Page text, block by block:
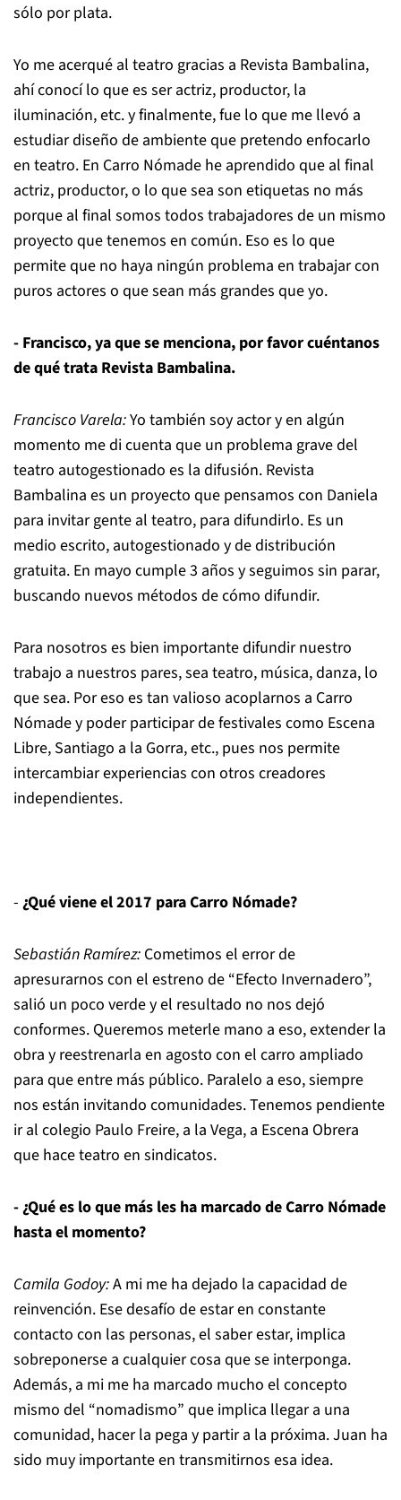
sólo por plata.
Yo me acerqué al teatro gracias a Revista Bambalina,
ahí conocí lo que es ser actriz, productor, la
iluminación, etc. y finalmente, fue lo que me llevó a
estudiar diseño de ambiente que pretendo enfocarlo
en teatro. En Carro Nómade he aprendido que al final
actriz, productor, o lo que sea son etiquetas no más
porque al final somos todos trabajadores de un mismo
proyecto que tenemos en común. Eso es lo que
permite que no haya ningún problema en trabajar con
puros actores o que sean más grandes que yo.
- Francisco, ya que se menciona, por favor cuéntanos
de qué trata Revista Bambalina.
Francisco Varela:Yo también soy actor y en algún
momento me di cuenta que un problema grave del
teatro autogestionado es la difusión. Revista
Bambalina es un proyecto que pensamos con Daniela
para invitar gente al teatro, para difundirlo. Es un
medio escrito, autogestionado y de distribución
gratuita. En mayo cumple 3 años y seguimos sin parar,
buscando nuevos métodos de cómo difundir.
Para nosotros es bien importante difundir nuestro
trabajo a nuestros pares, sea teatro, música, danza, lo
que sea. Por eso es tan valioso acoplarnos a Carro
Nómade y poder participar de festivales como Escena
Libre, Santiago a la Gorra, etc., pues nos permite
intercambiar experiencias con otros creadores
independientes.
- ¿Qué viene el 2017 para Carro Nómade?
Sebastián Ramírez: Cometimos el error de
apresurarnos con el estreno de “Efecto Invernadero”,
salió un poco verde y el resultado no nos dejó
conformes. Queremos meterle mano a eso, extender la
obra y reestrenarla en agosto con el carro ampliado
para que entre más público. Paralelo a eso, siempre
nos están invitando comunidades. Tenemos pendiente
ir al colegio Paulo Freire, a la Vega, a Escena Obrera
que hace teatro en sindicatos.
- ¿Qué es lo que más les ha marcado de Carro Nómade
hasta el momento?
Camila Godoy:A mi me ha dejado la capacidad de
reinvención. Ese desafío de estar en constante
contacto con las personas, el saber estar, implica
sobreponerse a cualquier cosa que se interponga.
Además, a mi me ha marcado mucho el concepto
mismo del “nomadismo” que implica llegar a una
comunidad, hacer la pega y partir a la próxima. Juan ha
sido muy importante en transmitirnos esa idea.